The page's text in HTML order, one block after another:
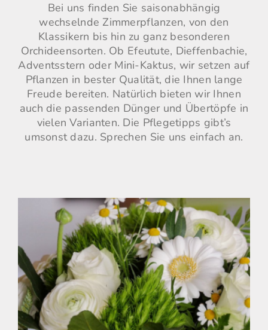
Bei uns finden Sie saisonabhängig
wechselnde Zimmerpflanzen, von den
Klassikern bis hin zu ganz besonderen
Orchideensorten. Ob Efeutute, Dieffenbachie,
Adventsstern oder Mini-Kaktus, wir setzen auf
Pflanzen in bester Qualität, die Ihnen lange
Freude bereiten. Natürlich bieten wir Ihnen
auch die passenden Dünger und Übertöpfe in
vielen Varianten. Die Pflegetipps gibt’s
umsonst dazu. Sprechen Sie uns einfach an.